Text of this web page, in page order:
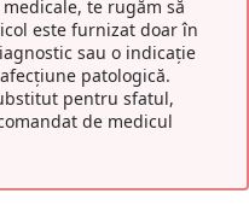
te rugăm să
este furnizat doar în
sau o indicație
patologică.
pentru sfatul,
de medicul